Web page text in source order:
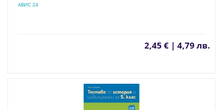
АВИС 24
2,45 € | 4,79 лв.